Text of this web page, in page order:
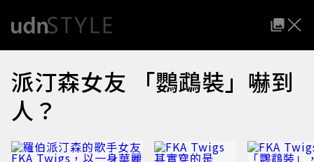
派汀森女友 「鸚鵡裝」嚇到
人？